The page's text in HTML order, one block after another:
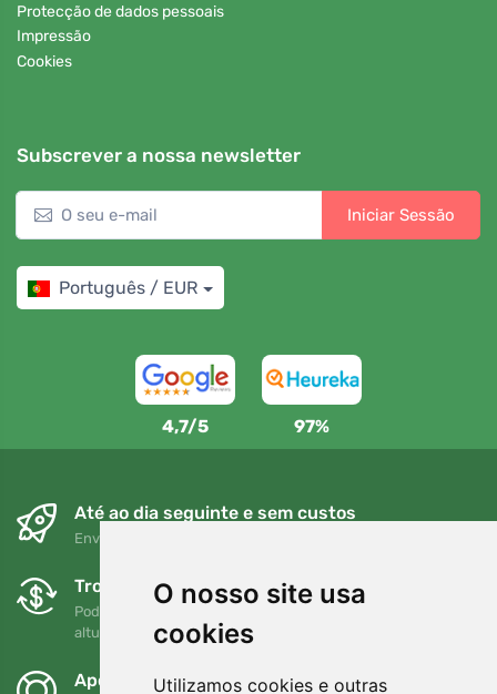
O nosso site usa
cookies
Utilizamos cookies e outras
Protecção de dados pessoais
Impressão
Cookies
Subscrever a nossa newsletter
Iniciar Sessão
Português / EUR
4,7/5 97%
Até ao dia seguinte e sem custos
Envio gratuito para encomendas superiores a 80 EUR
Trocas e devoluções gratuitas
Pode devolver ou trocar a sua encomenda em qualquer
altura no prazo de 90 dias
Apoiamos a Trees.org